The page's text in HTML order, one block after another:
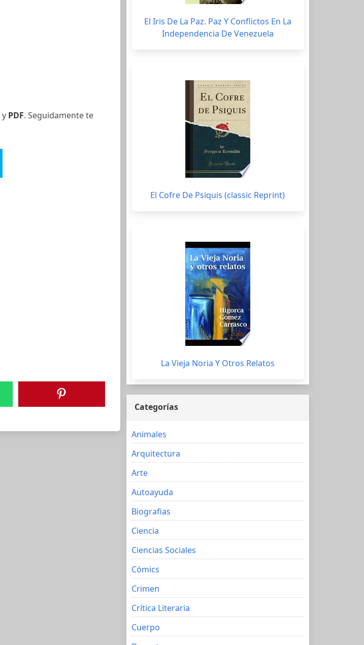
y PDF. Seguidamente te
El Iris De La Paz. Paz Y Conflictos En La
Independencia De Venezuela
El Cofre De Psiquis (classic Reprint)
La Vieja Noria Y Otros Relatos
Categorías
Animales
Arquitectura
Arte
Autoayuda
Biografias
Ciencia
Ciencias Sociales
Cómics
Crimen
Crítica Literaria
Cuerpo